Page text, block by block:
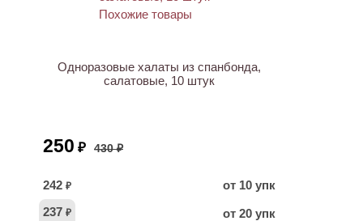
Одноразовые халаты из спанбонда,
салатовые, 10 штук
250 ₽ 430 ₽
242 ₽
от 10 упк
237 ₽ от 20 упк